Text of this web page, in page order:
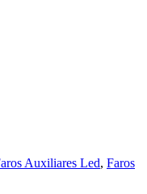
Auxiliares Led, Faros